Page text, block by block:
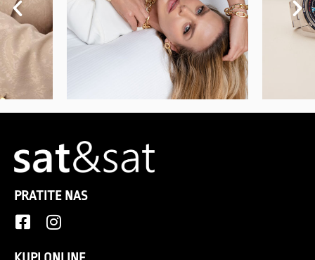
PRATITE NAS